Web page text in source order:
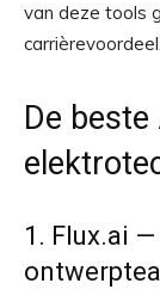
van deze tools
carrièrevoordeel.
De
1. Flux.ai